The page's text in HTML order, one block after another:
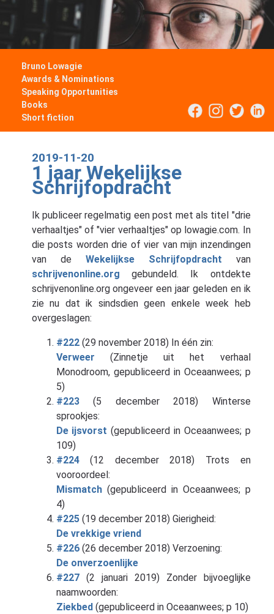
Bruno Lowagie
Awards & Nominations
Speaking Opportunities
Books
Short fiction
2019-11-20
1 jaar Wekelijkse
Schrijfopdracht
Ik publiceer regelmatig een post met als titel "drie
verhaaltjes" of "vier verhaaltjes" op lowagie.com. In
die posts worden drie of vier van mijn inzendingen
van de Wekelijkse Schrijfopdracht van
schrijvenonline.org gebundeld. Ik ontdekte
schrijvenonline.org ongeveer een jaar geleden en ik
zie nu dat ik sindsdien geen enkele week heb
overgeslagen:
#222(29 november 2018) In één zin:
Verweer (Zinnetje uit het verhaal
Monodroom, gepubliceerd in Oceaanwees; p
5)
#223(5 december 2018) Winterse
sprookjes:
De ijsvorst (gepubliceerd in Oceaanwees; p
109)
#224(12 december 2018) Trots en
vooroordeel:
Mismatch(gepubliceerd in Oceaanwees; p
4)
#225(19 december 2018) Gierigheid:
De vrekkige vriend
#226(26 december 2018) Verzoening:
De onverzoenlijke
#227(2 januari 2019) Zonder bijvoeglijke
naamwoorden:
Ziekbed(gepubliceerd in Oceaanwees; p 10)